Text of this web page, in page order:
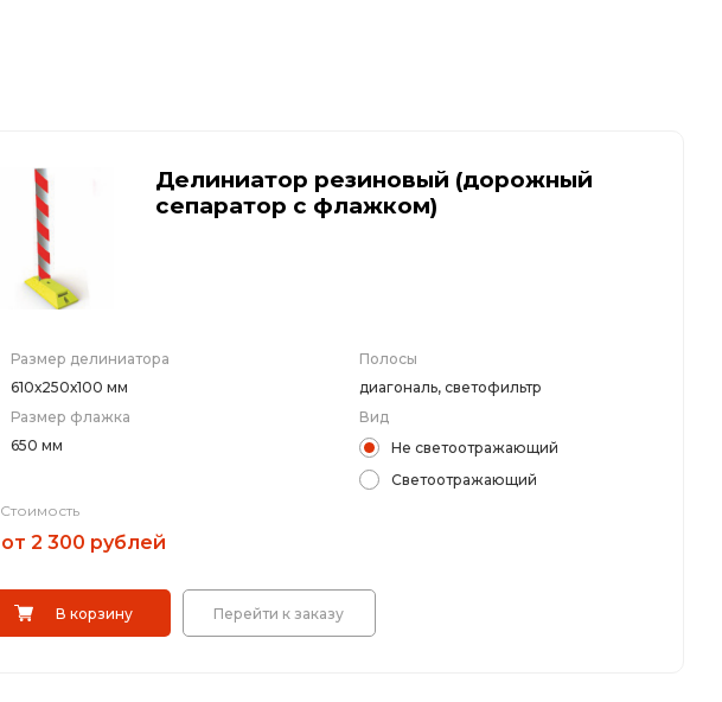
Знаки безопасности
Дорожное оборудование
Прочее
Делиниатор резиновый (дорожный
сепаратор с флажком)
Размер делиниатора
610х250х100 мм
Полосы
диагональ, светофильтр
Размер флажка
650 мм
Вид
Не светоотражающий
Светоотражающий
Стоимость
от 2 300 рублей
В корзину Перейти к заказу